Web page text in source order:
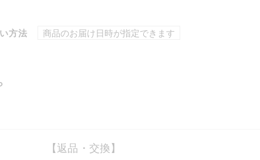
方法 商品のお届け日時が指定できます
【返品・交換】